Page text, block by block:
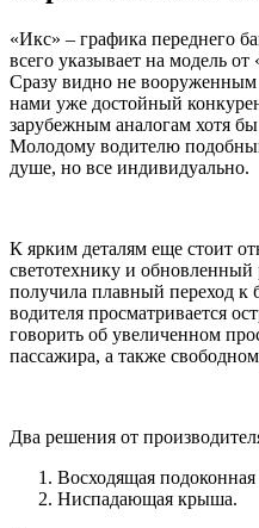
«Икс» – графика переднего
всего указывает на модель
Сразу видно не вооруженным
нами уже достойный
зарубежным аналогам хотя бы
Молодому водителю
душе, но все индивидуально.
К ярким деталям еще стоит
светотехнику и
получила плавный переход к
водителя просматривается
говорить об увеличенном
пассажира, а также
Два решения от
Восходящая
Ниспадающая крыша.